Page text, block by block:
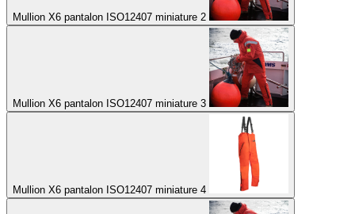
Mullion X6 pantalon ISO12407 miniature 2
Mullion X6 pantalon ISO12407 miniature 3
Mullion X6 pantalon ISO12407 miniature 4